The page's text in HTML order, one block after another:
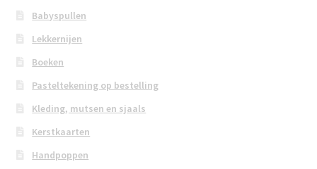
Babyspullen
Lekkernijen
Boeken
Pasteltekening op bestelling
Kleding, mutsen en sjaals
Kerstkaarten
Handpoppen